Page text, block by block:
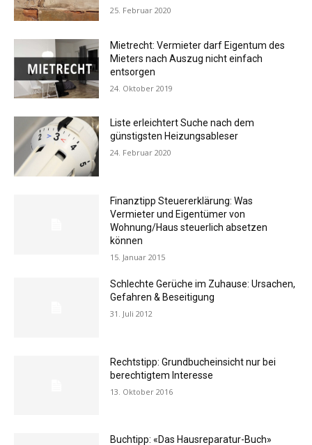
25. Februar 2020
Mietrecht: Vermieter darf Eigentum des
Mieters nach Auszug nicht einfach
entsorgen
24. Oktober 2019
Liste erleichtert Suche nach dem
günstigsten Heizungsableser
24. Februar 2020
Finanztipp Steuererklärung: Was
Vermieter und Eigentümer von
Wohnung/Haus steuerlich absetzen
können
15. Januar 2015
Schlechte Gerüche im Zuhause: Ursachen,
Gefahren & Beseitigung
31. Juli 2012
Rechtstipp: Grundbucheinsicht nur bei
berechtigtem Interesse
13. Oktober 2016
Buchtipp: «Das Hausreparatur-Buch»